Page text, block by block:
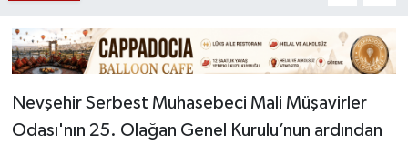
Nevşehir Serbest Muhasebeci Mali Müşavirler
Odası'nın 25. Olağan Genel Kurulu’nun ardından